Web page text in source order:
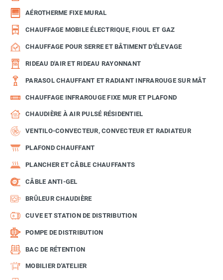
AÉROTHERME FIXE MURAL
CHAUFFAGE MOBILE ÉLECTRIQUE, FIOUL ET GAZ
CHAUFFAGE POUR SERRE ET BÂTIMENT D'ÉLEVAGE
RIDEAU D'AIR ET RIDEAU RAYONNANT
PARASOL CHAUFFANT ET RADIANT INFRAROUGE SUR MÂT
CHAUFFAGE INFRAROUGE FIXE MUR ET PLAFOND
CHAUDIÈRE À AIR PULSÉ RÉSIDENTIEL
VENTILO-CONVECTEUR, CONVECTEUR ET RADIATEUR
PLAFOND CHAUFFANT
PLANCHER ET CÂBLE CHAUFFANTS
CÂBLE ANTI-GEL
BRÛLEUR CHAUDIÈRE
CUVE ET STATION DE DISTRIBUTION
POMPE DE DISTRIBUTION
BAC DE RÉTENTION
MOBILIER D'ATELIER